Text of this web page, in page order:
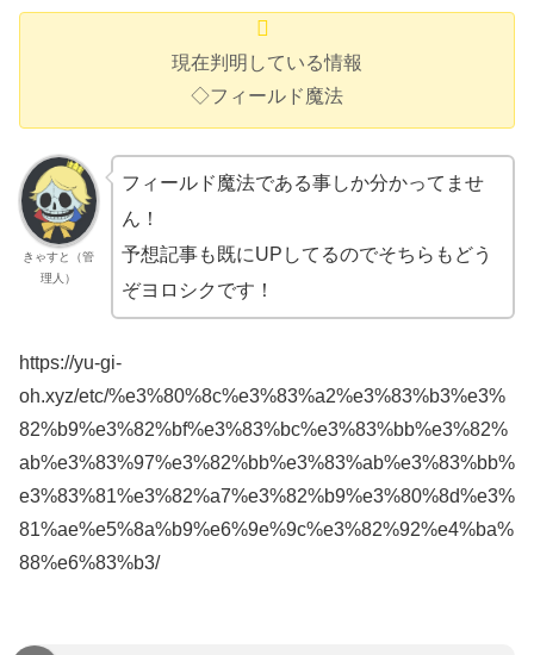
現在判明している情報
◇フィールド魔法
きゃすと（管
理人）
フィールド魔法である事しか分かってませ
ん！
予想記事も既にUPしてるのでそちらもどう
ぞヨロシクです！
https://yu-gi-
oh.xyz/etc/%e3%80%8c%e3%83%a2%e3%83%b3%e3%
82%b9%e3%82%bf%e3%83%bc%e3%83%bb%e3%82%
ab%e3%83%97%e3%82%bb%e3%83%ab%e3%83%bb%
e3%83%81%e3%82%a7%e3%82%b9%e3%80%8d%e3%
81%ae%e5%8a%b9%e6%9e%9c%e3%82%92%e4%ba%
88%e6%83%b3/